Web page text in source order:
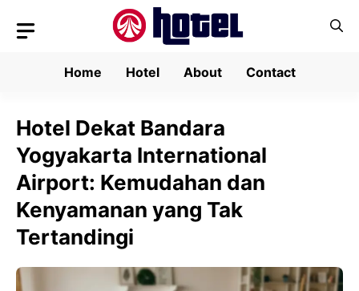
Home
Hotel About Contact
Hotel Dekat Bandara
Yogyakarta International
Airport: Kemudahan dan
Kenyamanan yang Tak
Tertandingi